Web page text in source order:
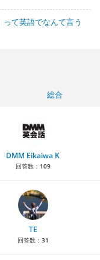
って英語でなんて言う
総合
DMM Eikaiwa K
回答数： 109
TE
回答数： 31